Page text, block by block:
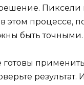
Пиксели
этом процессе,
быть точными.
готовы
результат.